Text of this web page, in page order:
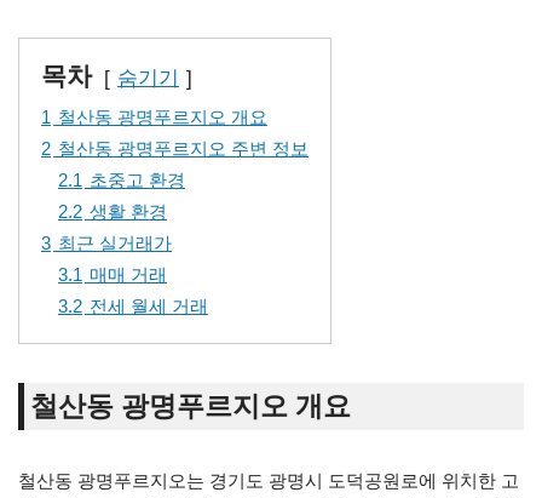
목차 숨기기
1 철산동 광명푸르지오 개요
2 철산동 광명푸르지오 주변 정보
2.1 초중고 환경
2.2 생활 환경
3 최근 실거래가
3.1 매매 거래
3.2 전세 월세 거래
철산동 광명푸르지오 개요
철산동 광명푸르지오는 경기도 광명시 도덕공원로에 위치한 고